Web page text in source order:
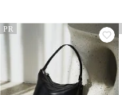
PR